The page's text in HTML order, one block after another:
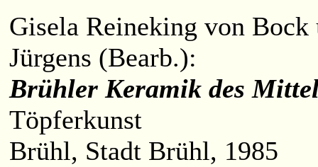
Gisela Reineking von Bock
Jürgens (Bearb.):
Brühler Keramik des
Töpferkunst
Brühl, Stadt Brühl, 1985